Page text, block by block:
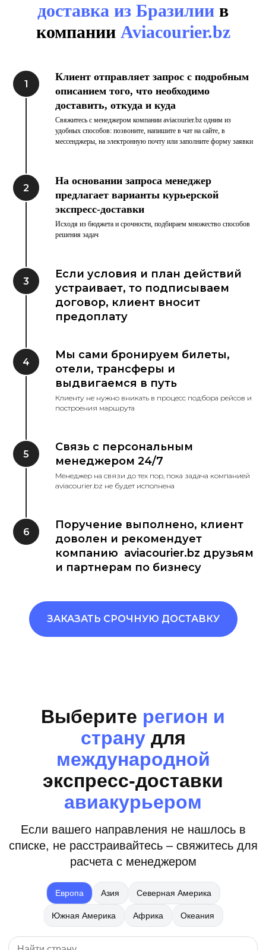
доставка из Бразилии в
компании Aviacourier.bz
Клиент отправляет запрос с подробным
описанием того, что необходимо
доставить, откуда и куда
Свяжитесь с менеджером компании aviacourier.bz одним из
удобных способов: позвоните, напишите в чат на сайте, в
мессенджеры, на электронную почту или заполните форму заявки
На основании запроса менеджер
предлагает варианты курьерской
экспресс-доставки
Исходя из бюджета и срочности, подбираем множество способов
решения задач
Если условия и план действий
устраивает, то подписываем
договор, клиент вносит
предоплату
Мы сами бронируем билеты,
отели, трансферы и
выдвигаемся в путь
Клиенту не нужно вникать в процесс подбора рейсов и
построения маршрута
Связь с персональным
менеджером 24/7
Менеджер на связи до тех пор, пока задача компанией
aviacourier.bz не будет исполнена
Поручение выполнено, клиент
доволен и рекомендует
компанию aviacourier.bz друзьям
и партнерам по бизнесу
ЗАКАЗАТЬ СРОЧНУЮ ДОСТАВКУ
Выберите регион и
странудля
международной
экспресс-доставки
авиакурьером
Если вашего направления не нашлось в
списке, не расстраивайтесь – свяжитесь для
расчета с менеджером
Европа Азия Северная Америка
Южная Америка Африка Океания